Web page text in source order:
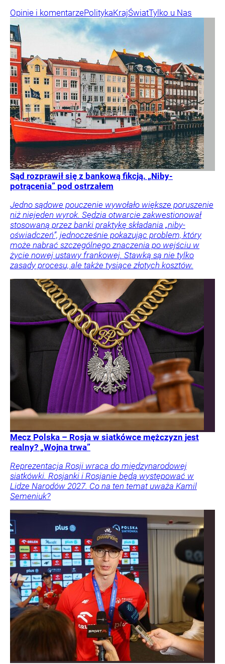
Opinie i komentarzePolitykaKrajŚwiatTylko u Nas
Sąd rozprawił się z bankową fikcją. „Niby-
potrącenia” pod ostrzałem
Jedno sądowe pouczenie wywołało większe poruszenie
niż niejeden wyrok. Sędzia otwarcie zakwestionował
stosowaną przez banki praktykę składania „niby-
oświadczeń”, jednocześnie pokazując problem, który
może nabrać szczególnego znaczenia po wejściu w
życie nowej ustawy frankowej. Stawką są nie tylko
zasady procesu, ale także tysiące złotych kosztów.
Mecz Polska – Rosja w siatkówce mężczyzn jest
realny? „Wojna trwa”
Reprezentacja Rosji wraca do międzynarodowej
siatkówki. Rosjanki i Rosjanie będą występować w
Lidze Narodów 2027. Co na ten temat uważa Kamil
Semeniuk?